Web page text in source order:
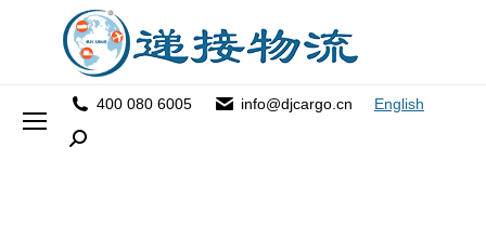
400 080 6005 info@djcargo.cn English
Search: